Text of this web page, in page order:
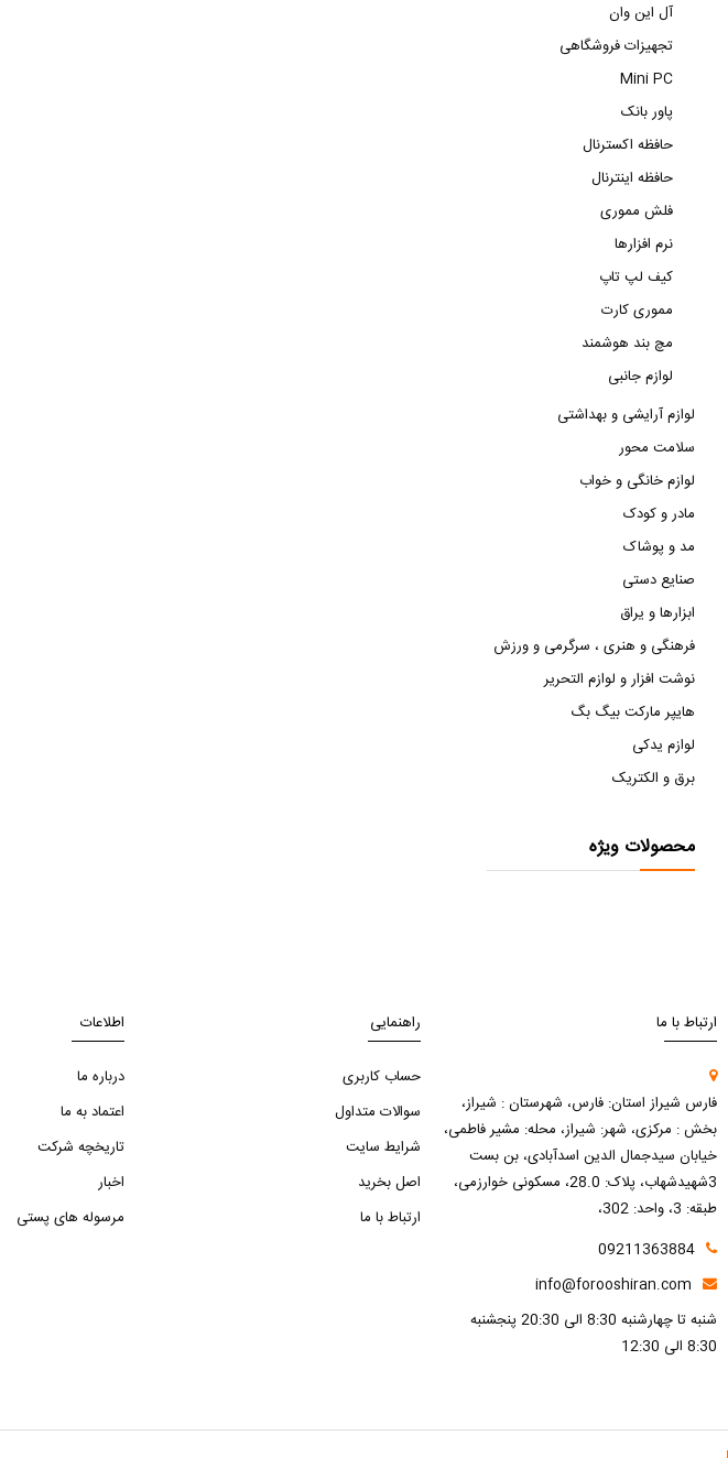
آل این وان
تجهیزات فروشگاهی
Mini PC
پاور بانک
حافظه اکسترنال
حافظه اینترنال
فلش مموری
نرم افزارها
کیف لپ تاپ
مموری کارت
مچ بند هوشمند
لوازم جانبی
لوازم آرایشی و بهداشتی
سلامت محور
لوازم خانگی و خواب
مادر و کودک
مد و پوشاک
صنایع دستی
ابزارها و یراق
فرهنگی و هنری ، سرگرمی و ورزش
نوشت افزار و لوازم التحریر
هایپر مارکت بیگ بگ
لوازم یدکی
برق و الکتریک
محصولات ویژه
ارتباط با ما
فارس شیراز استان: فارس، شهرستان : شیراز،
بخش : مرکزی، شهر: شیراز، محله: مشیر فاطمی،
خیابان سیدجمال الدین اسدآبادی، بن بست
3شهیدشهاب، پلاک: 28.0، مسکونی خوارزمی،
طبقه: 3، واحد: 302،
09211363884
info@forooshiran.com
شنبه تا چهارشنبه 8:30 الی 20:30 پنجشنبه
8:30 الی 12:30
راهنمایی
حساب کاربری
سوالات متداول
شرایط سایت
اصل بخرید
ارتباط با ما
اطلاعات
درباره ما
اعتماد به ما
تاریخچه شرکت
اخبار
مرسوله های پستی